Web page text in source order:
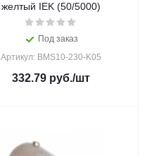
желтый IEK (50/5000)
Под заказ
Артикул: BMS10-230-K05
332.79 руб./шт